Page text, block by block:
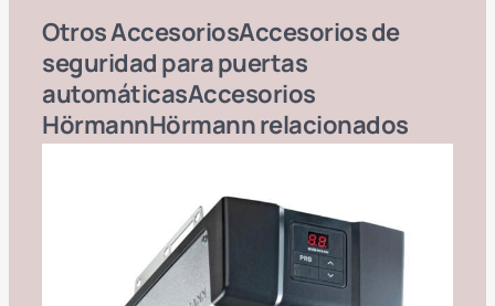
OtrosAccesoriosAccesorios de
seguridad para puertas
automáticasAccesorios
HörmannHörmannrelacionados